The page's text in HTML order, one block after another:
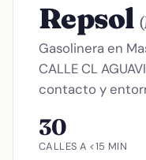
Repsol
Gasolinera en
CALLE CL
contacto y
30
CALLES A <15 MIN